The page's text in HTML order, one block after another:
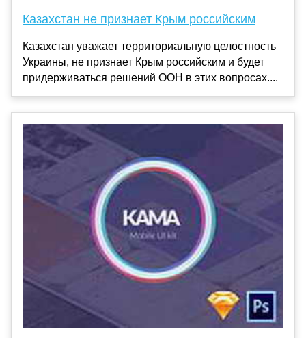
Казахстан не признает Крым российским
Казахстан уважает территориальную целостность
Украины, не признает Крым российским и будет
придерживаться решений ООН в этих вопросах....